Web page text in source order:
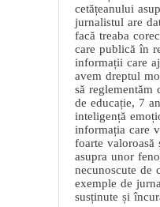
cetățeanului
jurnalistul are
facă treaba
care publică în
informații care
avem dreptul
să reglementăm
de educație, 7
inteligență
informația care
foarte valoroasă
asupra unor
necunoscute de
exemple de
susținute și